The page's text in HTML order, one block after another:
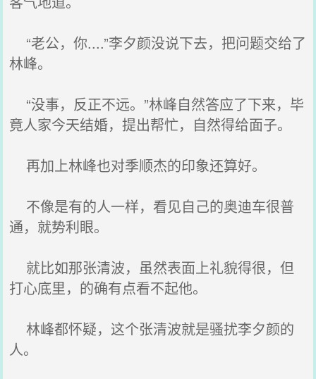
“老公，你....”李夕颜没说下去，把问题交给了
林峰。
“没事，反正不远。”林峰自然答应了下来，毕
竟人家今天结婚，提出帮忙，自然得给面子。
再加上林峰也对季顺杰的印象还算好。
不像是有的人一样，看见自己的奥迪车很普
通，就势利眼。
就比如那张清波，虽然表面上礼貌得很，但
打心底里，的确有点看不起他。
林峰都怀疑，这个张清波就是骚扰李夕颜的
人。